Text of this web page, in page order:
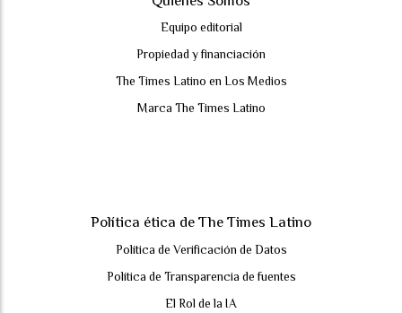
Equipo editorial
Propiedad y financiación
The Times Latino en Los Medios
Marca The Times Latino
Política ética de The Times Latino
Política de Verificación de Datos
Política de Transparencia de fuentes
El Rol de la IA